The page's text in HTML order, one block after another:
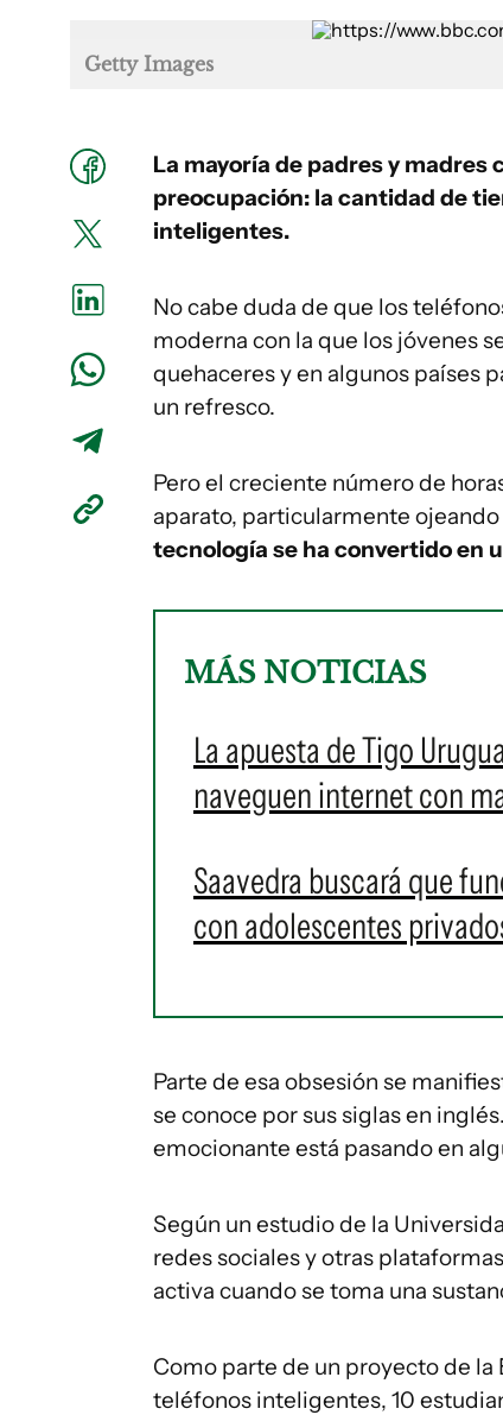
Getty Images
La mayoría de padres y madres
preocupación: la cantidad de
inteligentes.
No cabe duda de que los
moderna con la que los jóvenes
quehaceres y en algunos países
un refresco.
Pero el creciente número de
aparato, particularmente
tecnología se ha convertido en
MÁS NOTICIAS
La apuesta de Tigo
naveguen internet con
Saavedra buscará que
con adolescentes
Parte de esa obsesión se
se conoce por sus siglas en
emocionante está pasando en
Según un estudio de la
redes sociales y otras
activa cuando se toma una
Como parte de un proyecto de la
teléfonos inteligentes, 10